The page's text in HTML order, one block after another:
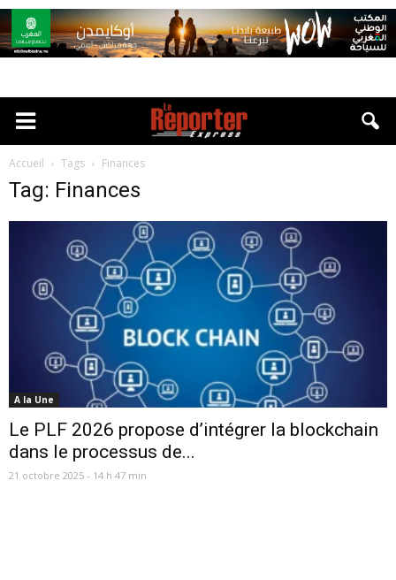
Accueil Tags Finances
Tag: Finances
A la Une
Le PLF 2026 propose d’intégrer la blockchain
dans le processus de...
21 octobre 2025 - 14 h 47 min